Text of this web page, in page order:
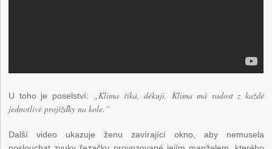
U toho je poselství:
„Klima říká, děkuji. Klima má radost z každé
jednotlivé projížďky na kole.“
Další video ukazuje ženu zavírající okno, aby nemusela